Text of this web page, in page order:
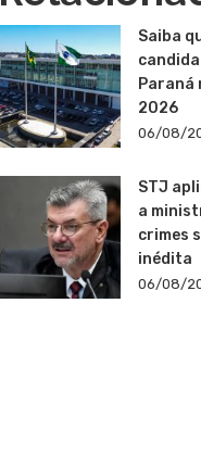
Saiba
Paraná
2026
06/08/
STJ
a
crimes
inédita
06/08/